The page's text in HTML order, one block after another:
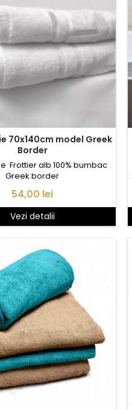
Border
Frottier alb 100% bumbac
Greek border
Pret
54,00 lei
Vezi detalii